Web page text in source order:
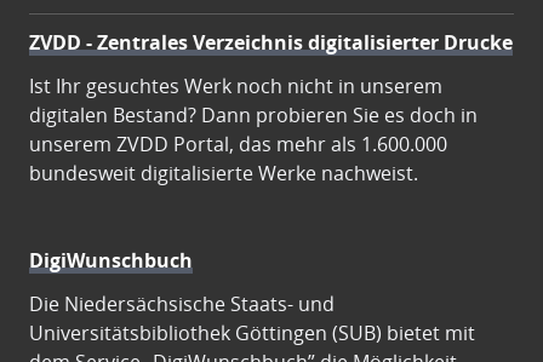
ZVDD - Zentrales Verzeichnis digitalisierter Drucke
Ist Ihr gesuchtes Werk noch nicht in unserem
digitalen Bestand? Dann probieren Sie es doch in
unserem ZVDD Portal, das mehr als 1.600.000
bundesweit digitalisierte Werke nachweist.
DigiWunschbuch
Die Niedersächsische Staats- und
Universitätsbibliothek Göttingen (SUB) bietet mit